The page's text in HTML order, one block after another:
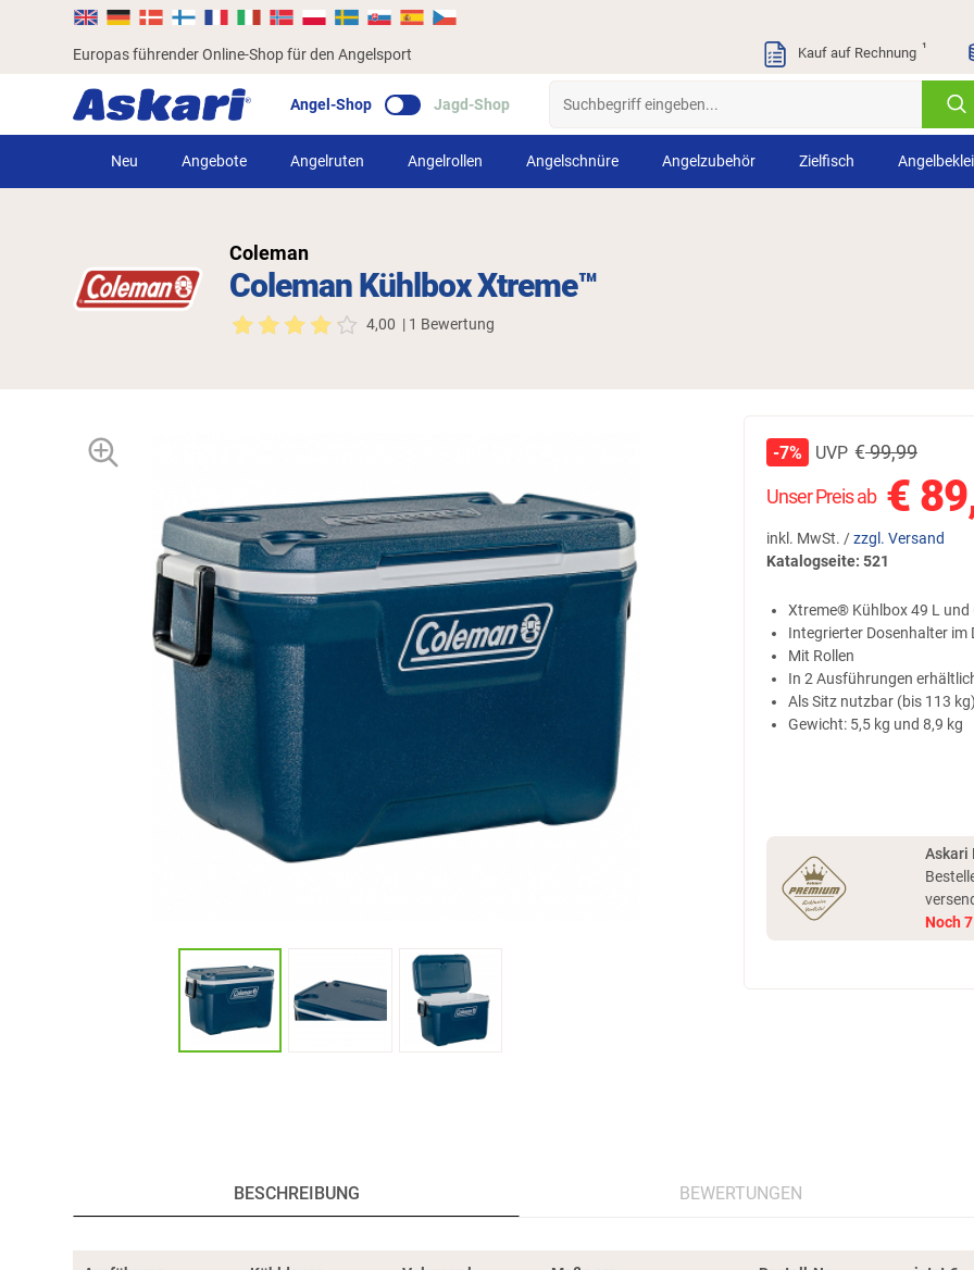
Europas führender Online-Shop für den Angelsport Kauf auf Rechnung ¹
Angel-Shop Jagd-Shop
Neu Angebote Angelruten Angelrollen Angelschnüre Angelzubehör Zielfisch
Coleman Kühlbox Xtreme™
Coleman
4,00 | 1 Bewertung
Unser Preis ab €
inkl. MwSt. /zzgl. Versand
-7% UVP €99,99
Katalogseite: 521
Xtreme® Kühlbox 49 L und
Integrierter Dosenhalter im
Mit Rollen
In 2 Ausführungen
Als Sitz nutzbar (bis 113 kg)
Gewicht: 5,5 kg und 8,9 kg
Askari
Noch 7
BESCHREIBUNG BEWERTUNGEN